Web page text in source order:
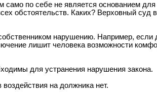
само по себе не является основанием для
обстоятельств. Каких? Верховный суд
нарушению. Например, если
лишит человека возможности
для устранения нарушения закона.
на должника нет.